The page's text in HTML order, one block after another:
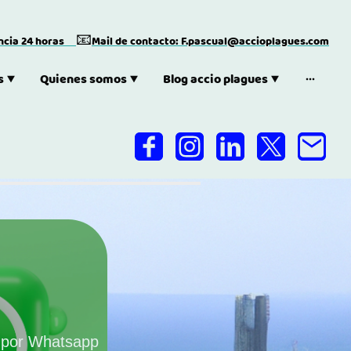
24 horas 📧Mail de contacto: F.pascual@accioplagues.com
Quienes somos Blog accio plagues
Whatsapp